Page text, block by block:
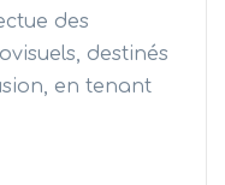
des
destinés
en tenant